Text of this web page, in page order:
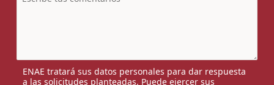
ENAE tratará sus datos personales para dar respuesta
a las solicitudes planteadas. Puede ejercer sus